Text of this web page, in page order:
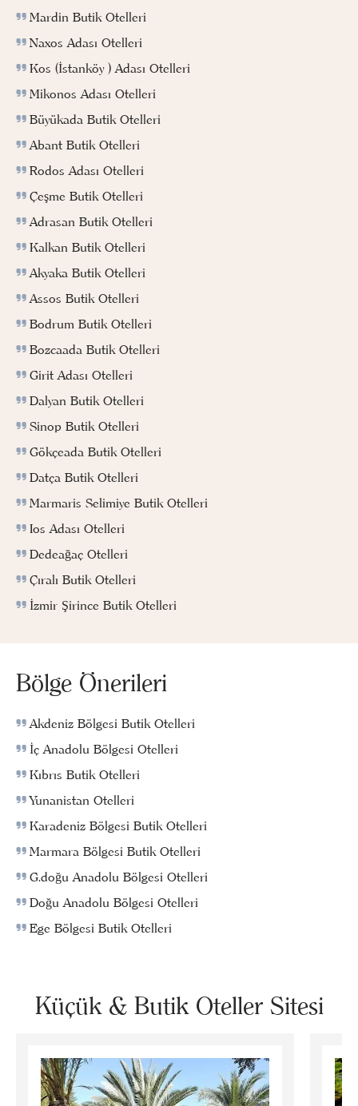
Mardin Butik Otelleri
Naxos Adası Otelleri
Kos (İstanköy ) Adası Otelleri
Mikonos Adası Otelleri
Büyükada Butik Otelleri
Abant Butik Otelleri
Rodos Adası Otelleri
Çeşme Butik Otelleri
Adrasan Butik Otelleri
Kalkan Butik Otelleri
Akyaka Butik Otelleri
Assos Butik Otelleri
Bodrum Butik Otelleri
Bozcaada Butik Otelleri
Girit Adası Otelleri
Dalyan Butik Otelleri
Sinop Butik Otelleri
Gökçeada Butik Otelleri
Datça Butik Otelleri
Marmaris Selimiye Butik Otelleri
Ios Adası Otelleri
Dedeağaç Otelleri
Çıralı Butik Otelleri
İzmir Şirince Butik Otelleri
Bölge Önerileri
Akdeniz Bölgesi Butik Otelleri
İç Anadolu Bölgesi Otelleri
Kıbrıs Butik Otelleri
Yunanistan Otelleri
Karadeniz Bölgesi Butik Otelleri
Marmara Bölgesi Butik Otelleri
G.doğu Anadolu Bölgesi Otelleri
Doğu Anadolu Bölgesi Otelleri
Ege Bölgesi Butik Otelleri
Küçük & Butik Oteller Sitesi